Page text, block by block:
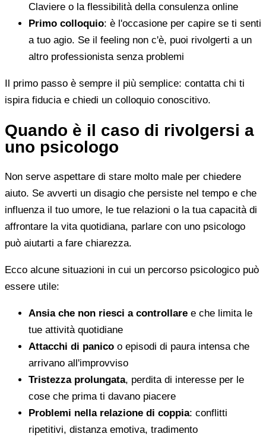
Claviere o la flessibilità della consulenza online
Primo colloquio: è l'occasione per capire se ti senti
a tuo agio. Se il feeling non c'è, puoi rivolgerti a un
altro professionista senza problemi
Il primo passo è sempre il più semplice: contatta chi ti
ispira fiducia e chiedi un colloquio conoscitivo.
Quando è il caso di rivolgersi a
uno psicologo
Non serve aspettare di stare molto male per chiedere
aiuto. Se avverti un disagio che persiste nel tempo e che
influenza il tuo umore, le tue relazioni o la tua capacità di
affrontare la vita quotidiana, parlare con uno psicologo
può aiutarti a fare chiarezza.
Ecco alcune situazioni in cui un percorso psicologico può
essere utile:
Ansia che non riesci a controllare e che limita le
tue attività quotidiane
Attacchi di panico o episodi di paura intensa che
arrivano all'improvviso
Tristezza prolungata, perdita di interesse per le
cose che prima ti davano piacere
Problemi nella relazione di coppia: conflitti
ripetitivi, distanza emotiva, tradimento